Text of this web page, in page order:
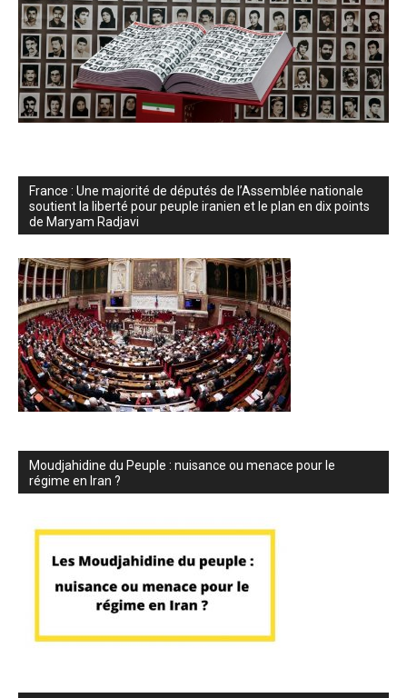
France : Une majorité de députés de l’Assemblée nationale
soutient la liberté pour peuple iranien et le plan en dix points
de Maryam Radjavi
Moudjahidine du Peuple : nuisance ou menace pour le
régime en Iran ?